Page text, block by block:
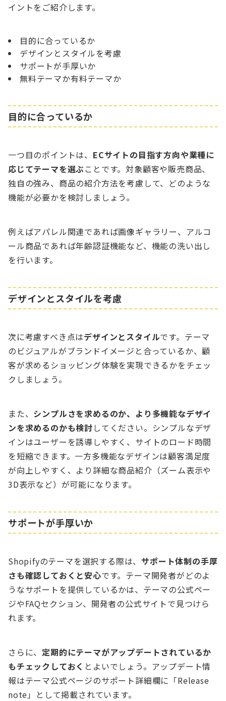
イントをご紹介します。
目的に合っているか
デザインとスタイルを考慮
サポートが手厚いか
無料テーマか有料テーマか
目的に合っているか
一つ目のポイントは、 ECサイトの目指す方向や業種に
応じてテーマを選ぶ ことです。対象顧客や販売商品、
独自の強み、商品の紹介方法を考慮して、どのような
機能が必要かを検討しましょう。
例えばアパレル関連であれば画像ギャラリー、アルコ
ール商品であれば年齢認証機能など、機能の洗い出し
を行います。
デザインとスタイルを考慮
次に考慮すべき点はデザインとスタイルです。テーマ
のビジュアルがブランドイメージと合っているか、顧
客が求めるショッピング体験を実現できるかをチェッ
クしましょう。
また、 シンプルさを求めるのか、より多機能なデザイ
ンを求めるのかも検討してください。シンプルなデザ
インはユーザーを誘導しやすく、サイトのロード時間
を短縮できます。一方多機能なデザインは顧客満足度
が向上しやすく、より詳細な商品紹介（ズーム表示や
3D表示など）が可能になります。
サポートが手厚いか
Shopifyのテーマを選択する際は、 サポート体制の手厚
さも確認しておくと安心です。テーマ開発者がどのよ
うなサポートを提供しているかは、テーマの公式ペー
ジやFAQセクション、開発者の公式サイトで見つけら
れます。
さらに、定期的にテーマがアップデートされているか
もチェックしておく とよいでしょう。アップデート情
報はテーマ公式ページのサポート詳細欄に「Release
note」として掲載されています。